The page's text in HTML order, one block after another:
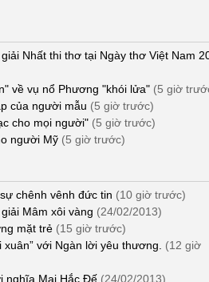
Nhất thi thơ tại Ngày thơ Việt Nam
về vụ nổ Phương "khói lửa" (5 giờ
của người mẫu (5 giờ trước)
cho mọi người" (5 giờ trước)
người Mỹ (5 giờ trước)
chênh vênh đức tin (10 giờ trước)
Mâm xôi vàng (24/02/2013)
mặt trẻ (15 giờ trước)
xuân” với Ngàn lời yêu thương.
(12 giờ
nghĩa Mai Hắc Đế (24/02/2013)